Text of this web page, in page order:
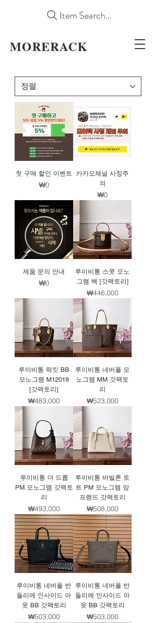
MORERACK
Item Search...
첫 구매 할인 이벤트
가격
₩0
카카오채널 사칭주
의
가격
₩0
제품 문의 안내
가격
₩0
루이비통 스콧 모노
그램 백 [갓팩토리]
가격
₩446,000
루이비통 락킷 BB
모노그램 M12019
[갓팩토리]
가격
₩483,000
루이비통 네버풀 모
노그램 MM 갓팩토
리
가격
₩523,000
루이비통 더 드롭
PM 모노그램 갓팩토
리
가격
₩493,000
루이비통 바빌론 토
트 PM 모노그램 앙
프렝뜨 갓팩토리
가격
₩508,000
루이비통 네버풀 반
둘리에 인사이드 아
웃 BB 갓팩토리
가격
₩503,000
루이비통 네버풀 반
둘리에 인사이드 아
웃 BB 갓팩토리
가격
₩503,000